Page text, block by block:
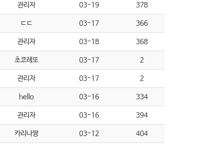
관리자 03-19 378
ㄷㄷ 03-17 366
관리자 03-18 368
초코레또 03-17 2
관리자 03-17 2
hello 03-16 334
관리자 03-16 394
카리나짱 03-12 404